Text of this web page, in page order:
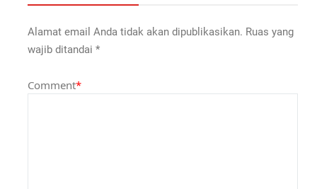
Alamat email Anda tidak akan dipublikasikan. Ruas yang
wajib ditandai *
Comment*